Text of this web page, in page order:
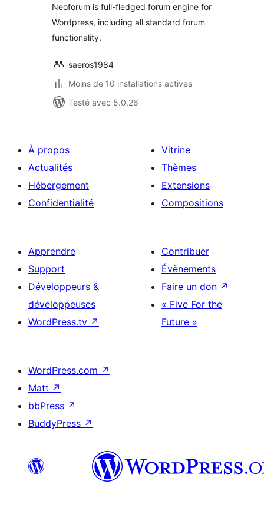
Neoforum is full-fledged forum engine for
Wordpress, including all standard forum
functionality.
saeros1984
Moins de 10 installations actives
Testé avec 5.0.26
À propos
Actualités
Hébergement
Confidentialité
Vitrine
Thèmes
Extensions
Compositions
Apprendre
Support
Développeurs &
développeuses
WordPress.tv ↗
Contribuer
Évènements
Faire un don ↗
« Five For the
Future »
WordPress.com ↗
Matt ↗
bbPress ↗
BuddyPress ↗